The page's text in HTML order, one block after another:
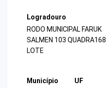
Logradouro
RODO MUNICIPAL FARUK
SALMEN 103 QUADRA168
LOTE
Município
UF